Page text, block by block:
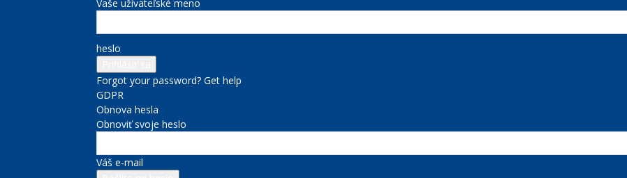
Vaše užívateľské meno
heslo
Forgot your password? Get help
GDPR
Obnova hesla
Obnoviť svoje heslo
Váš e-mail